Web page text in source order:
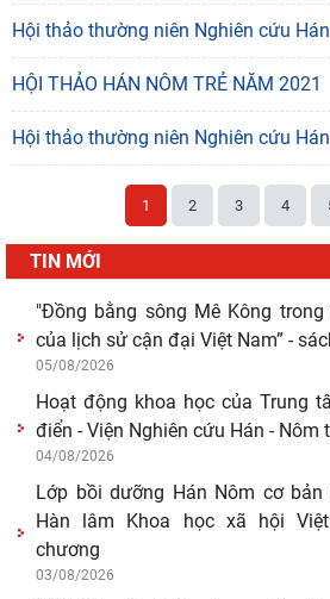
Hội thảo thường niên Nghiên cứu
HỘI THẢO HÁN NÔM TRẺ NĂM 2021
Hội thảo thường niên Nghiên cứu
1 2 3 4
TIN MỚI
"Đồng bằng sông Mê Kông
của lịch sử cận đại Việt Nam” -
05/08/2026
Hoạt động khoa học của Trung
điển - Viện Nghiên cứu Hán - Nôm
04/08/2026
Lớp bồi dưỡng Hán Nôm cơ bản
Hàn lâm Khoa học xã hội
chương
03/08/2026